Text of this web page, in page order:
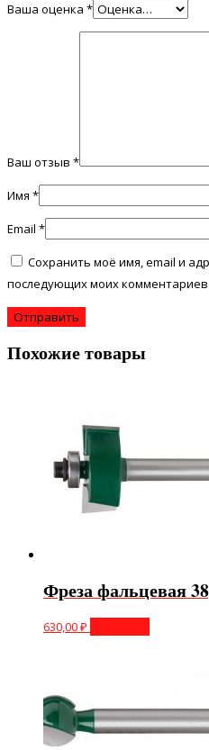
Ваша оценка *
Ваш отзыв *
Имя *
Email *
Сохранить моё имя, email и
последующих моих комментариев.
Похожие товары
Фреза фальцевая
630,00₽